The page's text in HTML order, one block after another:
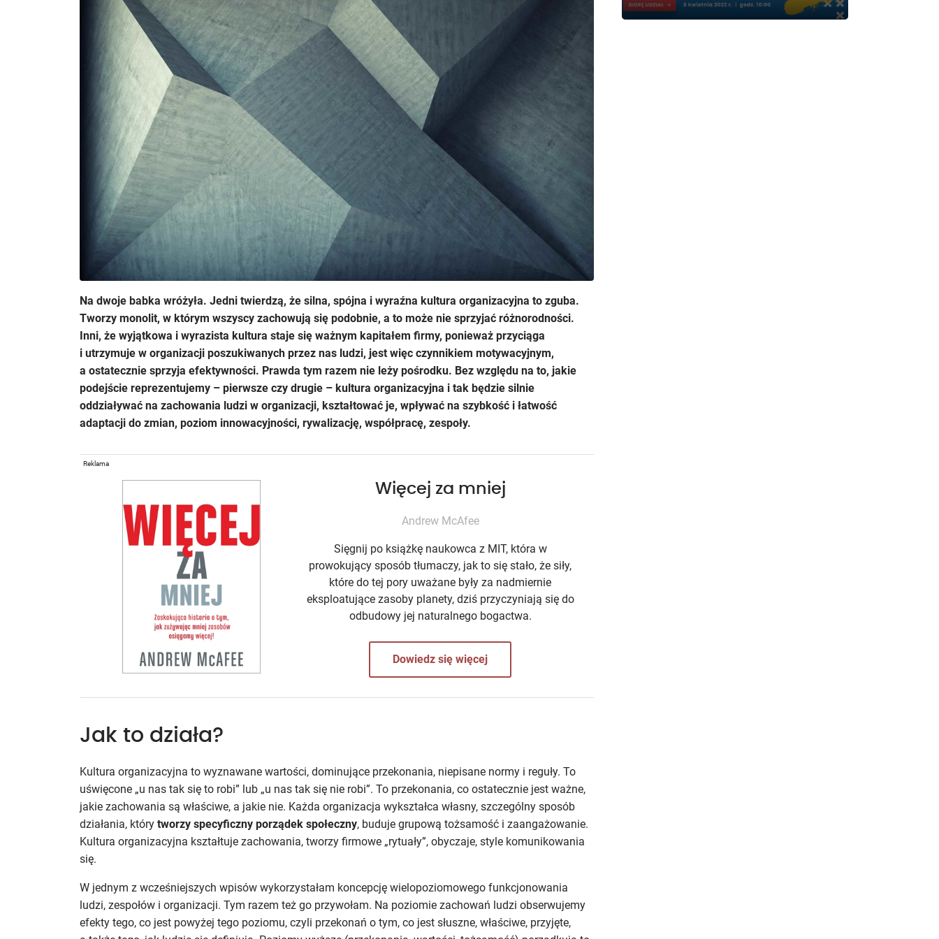
Na dwoje babka wróżyła. Jedni twierdzą, że silna, spójna i wyraźna kultura organizacyjna to zguba.
Tworzy monolit, w którym wszyscy zachowują się podobnie, a to może nie sprzyjać różnorodności.
Inni, że wyjątkowa i wyrazista kultura staje się ważnym kapitałem firmy, ponieważ przyciąga
i utrzymuje w organizacji poszukiwanych przez nas ludzi, jest więc czynnikiem motywacyjnym,
a ostatecznie sprzyja efektywności. Prawda tym razem nie leży pośrodku. Bez względu na to, jakie
podejście reprezentujemy – pierwsze czy drugie – kultura organizacyjna i tak będzie silnie
oddziaływać na zachowania ludzi w organizacji, kształtować je, wpływać na szybkość i łatwość
adaptacji do zmian, poziom innowacyjności, rywalizację, współpracę, zespoły.
Reklama
Więcej za mniej
Andrew McAfee
Sięgnij po książkę naukowca z MIT, która w
prowokujący sposób tłumaczy, jak to się stało, że siły,
które do tej pory uważane były za nadmiernie
eksploatujące zasoby planety, dziś przyczyniają się do
odbudowy jej naturalnego bogactwa.
Dowiedz się więcej
Jak to działa?
Kultura organizacyjna to wyznawane wartości, dominujące przekonania, niepisane normy i reguły. To
uświęcone „u nas tak się to robi” lub „u nas tak się nie robi”. To przekonania, co ostatecznie jest ważne,
jakie zachowania są właściwe, a jakie nie. Każda organizacja wykształca własny, szczególny sposób
działania, który tworzy specyficzny porządek społeczny, buduje grupową tożsamość i zaangażowanie.
Kultura organizacyjna kształtuje zachowania, tworzy firmowe „rytuały”, obyczaje, style komunikowania
się.
W jednym z wcześniejszych wpisów wykorzystałam koncepcję wielopoziomowego funkcjonowania
ludzi, zespołów i organizacji. Tym razem też go przywołam. Na poziomie zachowań ludzi obserwujemy
efekty tego, co jest powyżej tego poziomu, czyli przekonań o tym, co jest słuszne, właściwe, przyjęte,